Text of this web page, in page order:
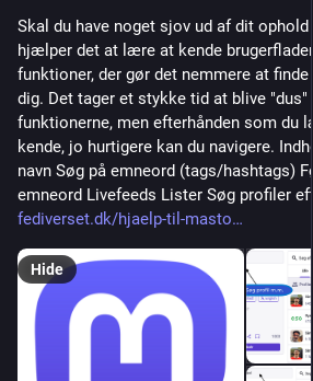
Skal du have noget sjov ud af dit ophold
hjælper det at lære at kende
funktioner, der gør det nemmere at finde
dig. Det tager et stykke tid at blive "dus"
funktionerne, men efterhånden som du
kende, jo hurtigere kan du navigere.
navn Søg på emneord (tags/hashtags)
emneord Livefeeds Lister Søg profiler
fediverset.dk/hjaelp-til-masto
Hide